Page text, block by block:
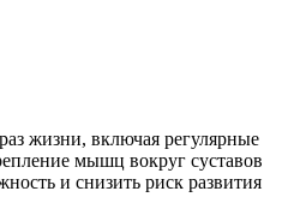
жизни, включая регулярные
мышц вокруг суставов
и снизить риск развития